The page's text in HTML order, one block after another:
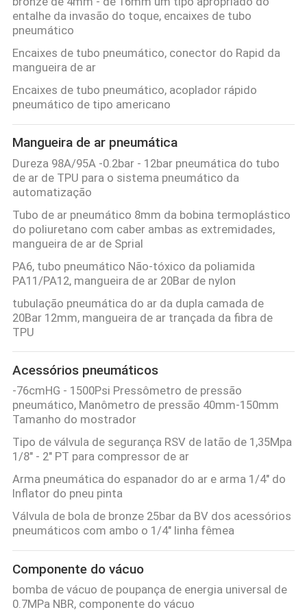
entalhe da invasão do toque, encaixes de tubo
pneumático
Encaixes de tubo pneumático, conector do Rapid da
mangueira de ar
Encaixes de tubo pneumático, acoplador rápido
pneumático de tipo americano
Mangueira de ar pneumática
Dureza 98A/95A -0.2bar - 12bar pneumática do tubo
de ar de TPU para o sistema pneumático da
automatização
Tubo de ar pneumático 8mm da bobina termoplástico
do poliuretano com caber ambas as extremidades,
mangueira de ar de Sprial
PA6, tubo pneumático Não-tóxico da poliamida
PA11/PA12, mangueira de ar 20Bar de nylon
tubulação pneumática do ar da dupla camada de
20Bar 12mm, mangueira de ar trançada da fibra de
TPU
Acessórios pneumáticos
-76cmHG - 1500Psi Pressômetro de pressão
pneumático, Manômetro de pressão 40mm-150mm
Tamanho do mostrador
Tipo de válvula de segurança RSV de latão de 1,35Mpa
1/8" - 2" PT para compressor de ar
Arma pneumática do espanador do ar e arma 1/4" do
Inflator do pneu pinta
Válvula de bola de bronze 25bar da BV dos acessórios
pneumáticos com ambo o 1/4" linha fêmea
Componente do vácuo
bomba de vácuo de poupança de energia universal de
0.7MPa NBR, componente do vácuo